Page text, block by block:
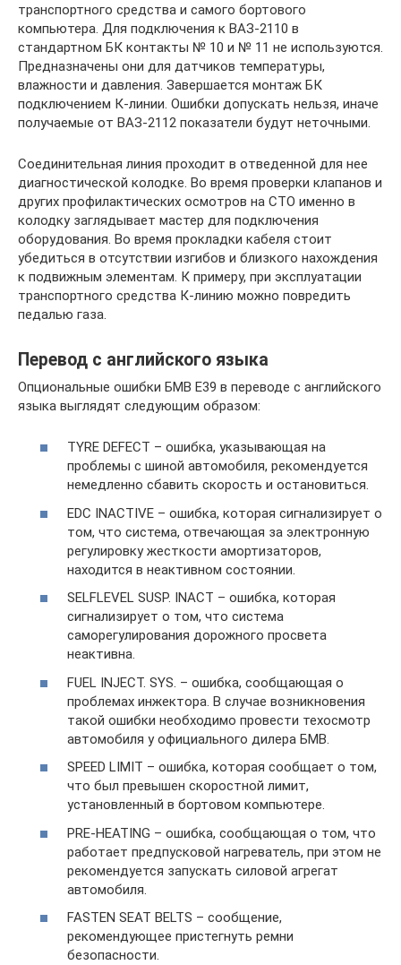
транспортного средства и самого бортового
компьютера. Для подключения к ВАЗ-2110 в
стандартном БК контакты № 10 и № 11 не используются.
Предназначены они для датчиков температуры,
влажности и давления. Завершается монтаж БК
подключением К-линии. Ошибки допускать нельзя, иначе
получаемые от ВАЗ-2112 показатели будут неточными.
Соединительная линия проходит в отведенной для нее
диагностической колодке. Во время проверки клапанов и
других профилактических осмотров на СТО именно в
колодку заглядывает мастер для подключения
оборудования. Во время прокладки кабеля стоит
убедиться в отсутствии изгибов и близкого нахождения
к подвижным элементам. К примеру, при эксплуатации
транспортного средства К-линию можно повредить
педалью газа.
Перевод с английского языка
Опциональные ошибки БМВ Е39 в переводе с английского
языка выглядят следующим образом:
TYRE DEFECT – ошибка, указывающая на
проблемы с шиной автомобиля, рекомендуется
немедленно сбавить скорость и остановиться.
EDC INACTIVE – ошибка, которая сигнализирует о
том, что система, отвечающая за электронную
регулировку жесткости амортизаторов,
находится в неактивном состоянии.
SELFLEVEL SUSP. INACT – ошибка, которая
сигнализирует о том, что система
саморегулирования дорожного просвета
неактивна.
FUEL INJECT. SYS. – ошибка, сообщающая о
проблемах инжектора. В случае возникновения
такой ошибки необходимо провести техосмотр
автомобиля у официального дилера БМВ.
SPEED LIMIT – ошибка, которая сообщает о том,
что был превышен скоростной лимит,
установленный в бортовом компьютере.
PRE-HEATING – ошибка, сообщающая о том, что
работает предпусковой нагреватель, при этом не
рекомендуется запускать силовой агрегат
автомобиля.
FASTEN SEAT BELTS – сообщение,
рекомендующее пристегнуть ремни
безопасности.